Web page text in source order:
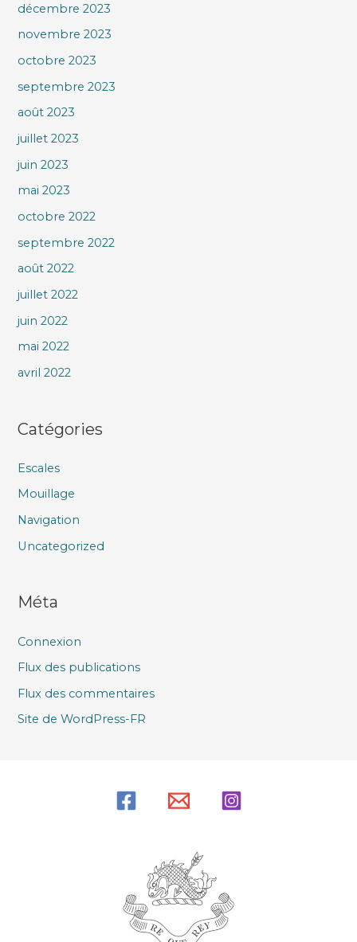
décembre 2023
novembre 2023
octobre 2023
septembre 2023
août 2023
juillet 2023
juin 2023
mai 2023
octobre 2022
septembre 2022
août 2022
juillet 2022
juin 2022
mai 2022
avril 2022
Catégories
Escales
Mouillage
Navigation
Uncategorized
Méta
Connexion
Flux des publications
Flux des commentaires
Site de WordPress-FR